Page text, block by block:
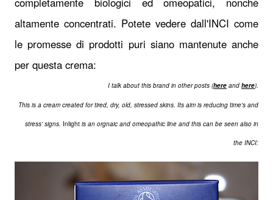
altamente concentrati. Potete vedere dall'INCI come
le promesse di prodotti puri siano mantenute anche
per questa crema:
I talk about this brand in other posts (here and here).
This is a cream created for tired, dry, old, stressed skins. Its aim is reducing time's and
stress' signs. Inlight is an orgnaic and omeopathic line and this can be seen also in
the INCI: